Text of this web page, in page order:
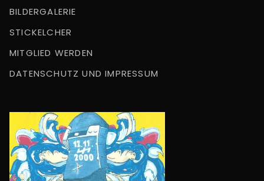
BILDERGALERIE
STICKELCHER
MITGLIED WERDEN
DATENSCHUTZ UND IMPRESSUM